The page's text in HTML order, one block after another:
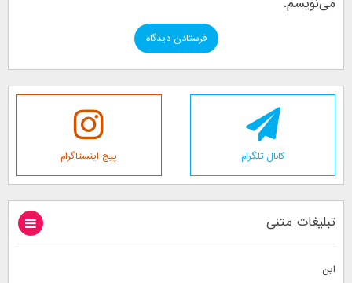
کانال تلگرام پیج اینستاگرام
تبلیغات متنی
این